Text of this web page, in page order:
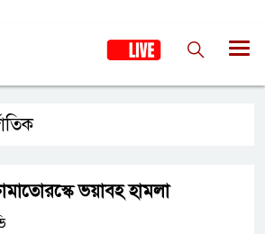
ভয়াবহ হামলা